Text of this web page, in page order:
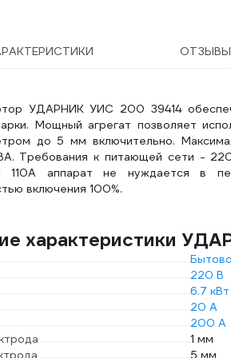
УДАРНИК УИС 200 39414
Мощный агрегат позволяет
до 5 мм включительно.
Требования к питающей сети -
110А аппарат не нуждается в
включения 100%.
характеристики
220 В
6.7 кВт
20 А
200 А
1 мм
5 мм